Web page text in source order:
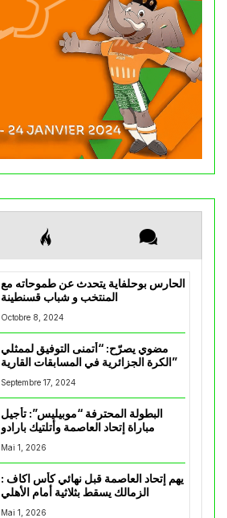
الحارس بوحلفاية يتحدث عن طموحاته مع
المنتخب و شباب قسنطينة
Octobre 8, 2024
مضوي يصرّح: “أتمنى التوفيق لممثلي
الكرة الجزائرية في المسابقات القارية”
Septembre 17, 2024
البطولة المحترفة “موبيليس”: تأجيل
مباراة إتحاد العاصمة وأتلتيك بارادو
Mai 1, 2026
يهم إتحاد العاصمة قبل نهائي كأس اكاف :
Mai 1, 2026